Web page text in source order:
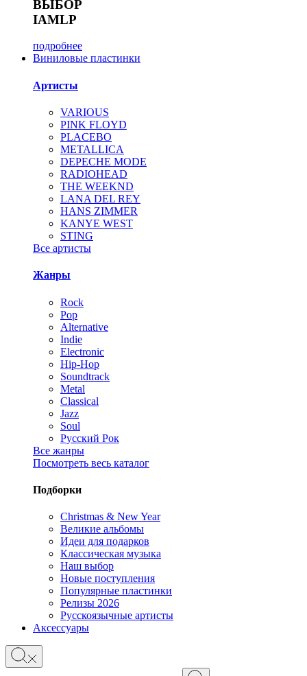
ВЫБОР
IAMLP
подробнее
Виниловые пластинки
Артисты
VARIOUS
PINK FLOYD
PLACEBO
METALLICA
DEPECHE MODE
RADIOHEAD
THE WEEKND
LANA DEL REY
HANS ZIMMER
KANYE WEST
STING
Все артисты
Жанры
Rock
Pop
Alternative
Indie
Electronic
Hip-Hop
Soundtrack
Metal
Classical
Jazz
Soul
Русский Рок
Все жанры
Посмотреть весь каталог
Подборки
Christmas & New Year
Великие альбомы
Идеи для подарков
Классическая музыка
Наш выбор
Новые поступления
Популярные пластинки
Релизы 2026
Русскоязычные артисты
Аксессуары